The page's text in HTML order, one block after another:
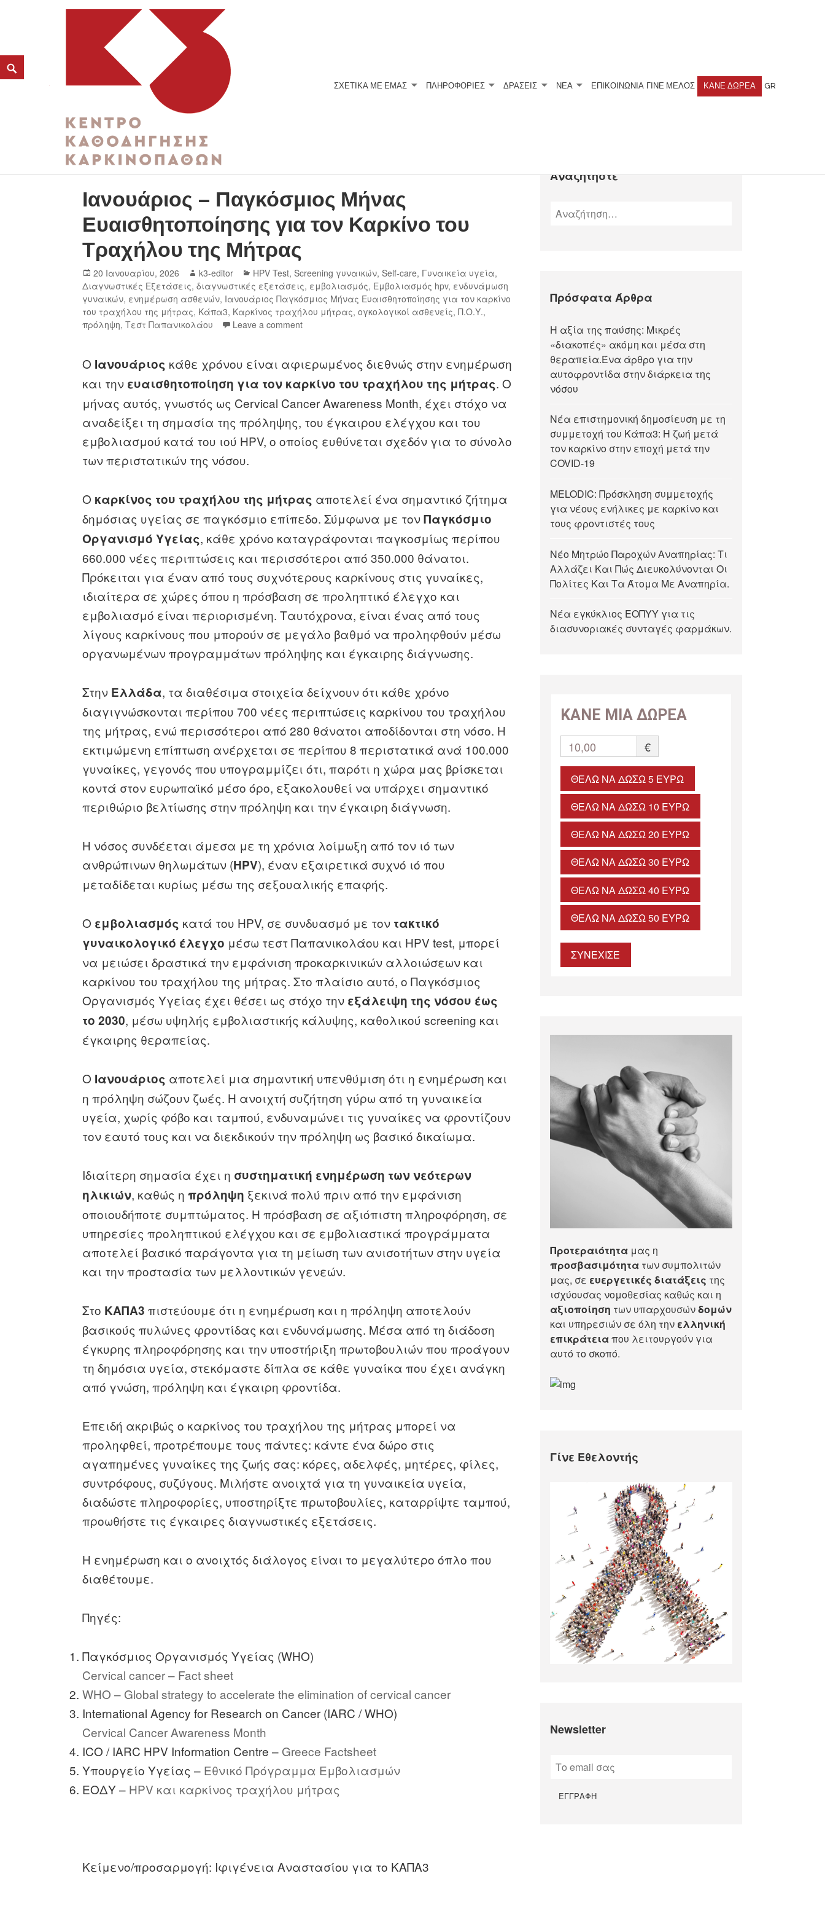
K3
ΚΕΝΤΡΟ ΚΑΘΟΔΗΓΗΣΗΣ ΚΑΡΚΙΝΟΠΑΘΩΝ
ΣΧΕΤΙΚΆ ΜΕ ΕΜΆΣ ΠΛΗΡΟΦΟΡΙΕΣ ΔΡΑΣΕΙΣ ΝΕΑ ΕΠΙΚΟΙΝΩΝΙΑ ΓΊΝΕ ΜΈΛΟΣ ΚΆΝΕ ΔΩΡΕΆ GR
ΚΑΤΗΓΟΡΊΑ:
Ιανουάριος – Παγκόσμιος Μήνας
Ευαισθητοποίησης για τον Καρκίνο του
Τραχήλου της Μήτρας
20 Ιανουαρίου, 2026 k3-editor HPV Test,Screening γυναικών,Self-care, Γυναικεία υγεία,
Διαγνωστικές Εξετάσεις,διαγνωστικές εξετάσεις, εμβολιασμός, Εμβολιασμός hpv, ενδυνάμωση
γυναικών, ενημέρωση ασθενών, Ιανουάριος Παγκόσμιος Μήνας Ευαισθητοποίησης για τον καρκίνο
του τραχήλου της μήτρας, Κάπα3, Καρκίνος τραχήλου μήτρας,ογκολογικοί ασθενείς,Π.Ο.Υ.,
πρόληψη,Τεστ Παπανικολάου Leave a comment
Ο Ιανουάριος κάθε χρόνου είναι αφιερωμένος διεθνώς στην ενημέρωση
και την ευαισθητοποίηση για τον καρκίνο του τραχήλου της μήτρας. Ο
μήνας αυτός, γνωστός ως Cervical Cancer Awareness Month, έχει στόχο να
αναδείξει τη σημασία της πρόληψης, του έγκαιρου ελέγχου και του
εμβολιασμού κατά του ιού HPV, ο οποίος ευθύνεται σχεδόν για το σύνολο
των περιστατικών της νόσου.
Ο καρκίνος του τραχήλου της μήτρας αποτελεί ένα σημαντικό ζήτημα
δημόσιας υγείας σε παγκόσμιο επίπεδο. Σύμφωνα με τονΠαγκόσμιο
Οργανισμό Υγείας, κάθε χρόνο καταγράφονται παγκοσμίως περίπου
660.000 νέες περιπτώσεις και περισσότεροι από 350.000 θάνατοι.
Πρόκειται για έναν από τους συχνότερους καρκίνους στις γυναίκες,
ιδιαίτερα σε χώρες όπου η πρόσβαση σε προληπτικό έλεγχο και
εμβολιασμό είναι περιορισμένη. Ταυτόχρονα, είναι ένας από τους
λίγους καρκίνους που μπορούν σε μεγάλο βαθμό να προληφθούν μέσω
οργανωμένων προγραμμάτων πρόληψης και έγκαιρης διάγνωσης.
Στην Ελλάδα, τα διαθέσιμα στοιχεία δείχνουν ότι κάθε χρόνο
διαγιγνώσκονται περίπου 700 νέες περιπτώσεις καρκίνου του τραχήλου
της μήτρας, ενώ περισσότεροι από 280 θάνατοι αποδίδονται στη νόσο. Η
εκτιμώμενη επίπτωση ανέρχεται σε περίπου 8 περιστατικά ανά 100.000
γυναίκες, γεγονός που υπογραμμίζει ότι, παρότι η χώρα μας βρίσκεται
κοντά στον ευρωπαϊκό μέσο όρο, εξακολουθεί να υπάρχει σημαντικό
περιθώριο βελτίωσης στην πρόληψη και την έγκαιρη διάγνωση.
Η νόσος συνδέεται άμεσα με τη χρόνια λοίμωξη από τον ιό των
ανθρώπινων θηλωμάτων (HPV), έναν εξαιρετικά συχνό ιό που
μεταδίδεται κυρίως μέσω της σεξουαλικής επαφής.
Ο εμβολιασμός κατά του HPV, σε συνδυασμό με τον τακτικό
γυναικολογικό έλεγχο μέσω τεστ Παπανικολάου και HPV test, μπορεί
να μειώσει δραστικά την εμφάνιση προκαρκινικών αλλοιώσεων και
καρκίνου του τραχήλου της μήτρας. Στο πλαίσιο αυτό, ο Παγκόσμιος
Οργανισμός Υγείας έχει θέσει ως στόχο την εξάλειψη της νόσου έως
το 2030, μέσω υψηλής εμβολιαστικής κάλυψης, καθολικού screening και
έγκαιρης θεραπείας.
Ο Ιανουάριος αποτελεί μια σημαντική υπενθύμιση ότι η ενημέρωση και
η πρόληψη σώζουν ζωές. Η ανοιχτή συζήτηση γύρω από τη γυναικεία
υγεία, χωρίς φόβο και ταμπού, ενδυναμώνει τις γυναίκες να φροντίζουν
τον εαυτό τους και να διεκδικούν την πρόληψη ως βασικό δικαίωμα.
Ιδιαίτερη σημασία έχει η συστηματική ενημέρωση των νεότερων
ηλικιών, καθώς ηπρόληψη ξεκινά πολύ πριν από την εμφάνιση
οποιουδήποτε συμπτώματος. Η πρόσβαση σε αξιόπιστη πληροφόρηση, σε
υπηρεσίες προληπτικού ελέγχου και σε εμβολιαστικά προγράμματα
αποτελεί βασικό παράγοντα για τη μείωση των ανισοτήτων στην υγεία
και την προστασία των μελλοντικών γενεών.
Στο ΚΑΠΑ3 πιστεύουμε ότι η ενημέρωση και η πρόληψη αποτελούν
βασικούς πυλώνες φροντίδας και ενδυνάμωσης. Μέσα από τη διάδοση
έγκυρης πληροφόρησης και την υποστήριξη πρωτοβουλιών που προάγουν
τη δημόσια υγεία, στεκόμαστε δίπλα σε κάθε γυναίκα που έχει ανάγκη
από γνώση, πρόληψη και έγκαιρη φροντίδα.
Επειδή ακριβώς ο καρκίνος του τραχήλου της μήτρας μπορεί να
προληφθεί, προτρέπουμε τους πάντες: κάντε ένα δώρο στις
αγαπημένες γυναίκες της ζωής σας: κόρες, αδελφές, μητέρες, φίλες,
συντρόφους, συζύγους. Μιλήστε ανοιχτά για τη γυναικεία υγεία,
διαδώστε πληροφορίες, υποστηρίξτε πρωτοβουλίες, καταρρίψτε ταμπού,
προωθήστε τις έγκαιρες διαγνωστικές εξετάσεις.
Η ενημέρωση και ο ανοιχτός διάλογος είναι το μεγαλύτερο όπλο που
διαθέτουμε.
Πηγές:
Παγκόσμιος Οργανισμός Υγείας (WHO)
Cervical cancer – Fact sheet
WHO – Global strategy to accelerate the elimination of cervical cancer
International Agency for Research on Cancer (IARC / WHO)
Cervical Cancer Awareness Month
ICO / IARC HPV Information Centre – Greece Factsheet
Υπουργείο Υγείας – Εθνικό Πρόγραμμα Εμβολιασμών
ΕΟΔΥ – HPV και καρκίνος τραχήλου μήτρας
Κείμενο/προσαρμογή: Ιφιγένεια Αναστασίου για το ΚΑΠΑ3
Αναζητήστε
Πρόσφατα Άρθρα
Η αξία της παύσης: Μικρές
«διακοπές» ακόμη και μέσα στη
θεραπεία.Ένα άρθρο για την
αυτοφροντίδα στην διάρκεια της
νόσου
Νέα επιστημονική δημοσίευση με τη
συμμετοχή του Κάπα3: Η ζωή μετά
τον καρκίνο στην εποχή μετά την
COVID-19
MELODIC: Πρόσκληση συμμετοχής
για νέους ενήλικες με καρκίνο και
τους φροντιστές τους
Νέο Μητρώο Παροχών Αναπηρίας: Τι
Αλλάζει Και Πώς Διευκολύνονται Οι
Πολίτες Και Τα Άτομα Με Αναπηρία.
Νέα εγκύκλιος ΕΟΠΥΥ για τις
διασυνοριακές συνταγές φαρμάκων.
ΚΑΝΕ ΜΙΑ ΔΩΡΕΑ
10,00 €
ΘΈΛΩ ΝΑ ΔΏΣΩ 5 ΕΥΡΏ
ΘΈΛΩ ΝΑ ΔΏΣΩ 10 ΕΥΡΏ
ΘΈΛΩ ΝΑ ΔΏΣΩ 20 ΕΥΡΏ
ΘΈΛΩ ΝΑ ΔΏΣΩ 30 ΕΥΡΏ
ΘΈΛΩ ΝΑ ΔΏΣΩ 40 ΕΥΡΏ
ΘΈΛΩ ΝΑ ΔΏΣΩ 50 ΕΥΡΏ
ΣΥΝΕΧΙΣΕ
Προτεραιότητα μας η
προσβασιμότητα των συμπολιτών
μας, σε ευεργετικές διατάξεις της
ισχύουσας νομοθεσίας καθώς και η
αξιοποίηση των υπαρχουσώνδομών
και υπηρεσιών σε όλη την ελληνική
επικράτειαπου λειτουργούν για
αυτό το σκοπό.​
Γίνε Εθελοντής
Newsletter